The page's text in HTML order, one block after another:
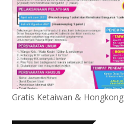
Gratis Ketaiwan & Hongkong